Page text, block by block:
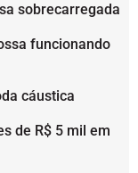
sobrecarregada
funcionando
cáustica
de R$ 5 mil em